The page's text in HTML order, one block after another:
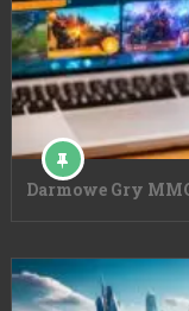
Darmowe Gry